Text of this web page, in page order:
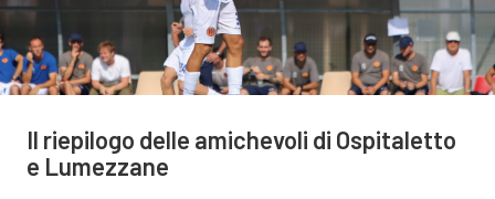
Il riepilogo delle amichevoli di Ospitaletto
e Lumezzane